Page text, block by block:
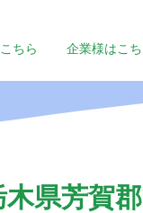
ちら 企業様はこ
県芳賀